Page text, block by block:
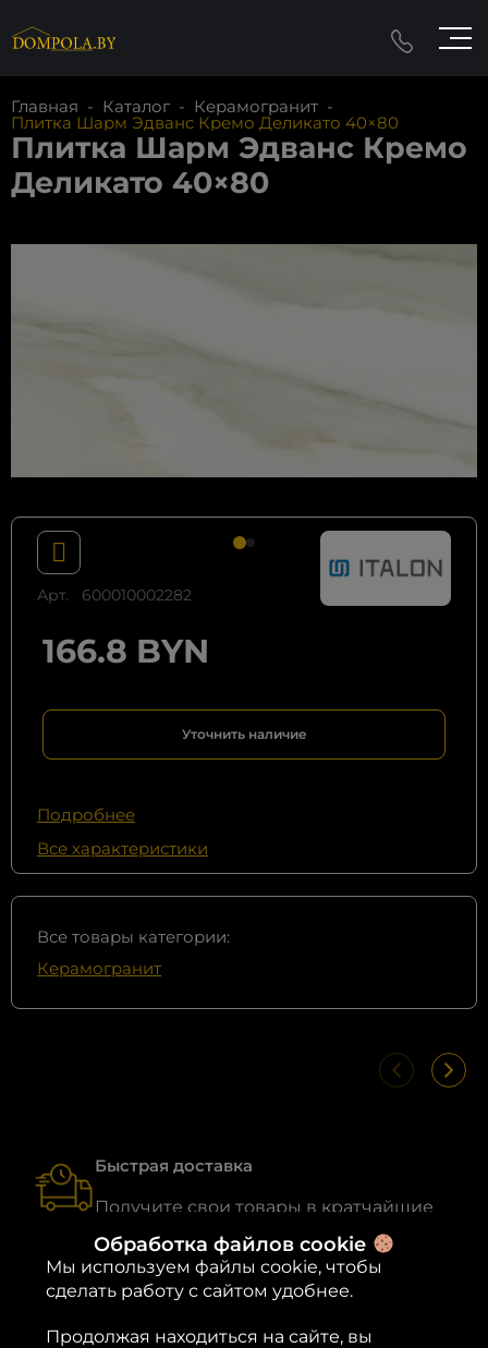
Главная - Каталог - Керамогранит -
Плитка Шарм Эдванс Кремо Деликато 40×80
Плитка Шарм Эдванс Кремо
Деликато 40×80
Арт. 600010002282
166.8 BYN
Уточнить наличие
Подробнее
Все характеристики
Все товары категории:
Керамогранит
Быстрая доставка
Получите свои товары в кратчайшие
сроки, без лишних ожиданий
Обработка файлов cookie
Мы используем файлы cookie, чтобы
сделать работу с сайтом удобнее.
Продолжая находиться на сайте, вы